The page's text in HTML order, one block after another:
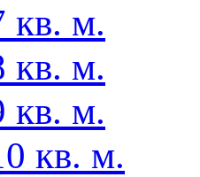
кв. м.
кв. м.
кв. м.
кв. м.